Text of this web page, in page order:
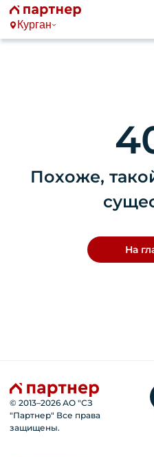
Курган
Похоже,
На
© 2013–2026 АО "СЗ
"Партнер" Все права
защищены.